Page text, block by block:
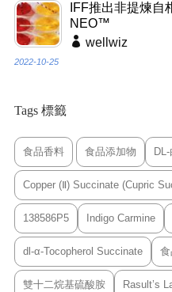
IFF推出非提煉自
NEO™
wellwiz
2022-10-25
Tags 標籤
食品香料 食品添加物
Copper (Ⅱ) Succinate (Cupric
138586P5 Indigo Carmine
dl-α-Tocopherol Succinate
雙十二烷基硫酸胺 Rasult’s